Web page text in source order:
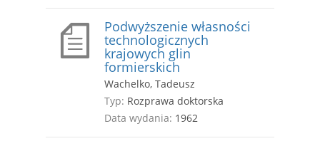
Podwyższenie własności
technologicznych
krajowych glin
formierskich
Wachelko, Tadeusz
Typ: Rozprawa doktorska
Data wydania: 1962